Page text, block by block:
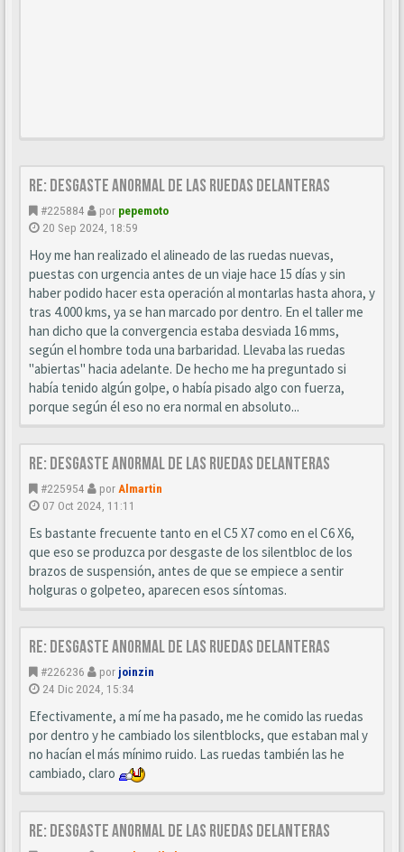
Re: Desgaste anormal de las ruedas delanteras
#225884 por pepemoto
20 Sep 2024, 18:59
Hoy me han realizado el alineado de las ruedas nuevas,
puestas con urgencia antes de un viaje hace 15 días y sin
haber podido hacer esta operación al montarlas hasta ahora, y
tras 4.000 kms, ya se han marcado por dentro. En el taller me
han dicho que la convergencia estaba desviada 16 mms,
según el hombre toda una barbaridad. Llevaba las ruedas
"abiertas" hacia adelante. De hecho me ha preguntado si
había tenido algún golpe, o había pisado algo con fuerza,
porque según él eso no era normal en absoluto...
Re: Desgaste anormal de las ruedas delanteras
#225954 por Almartin
07 Oct 2024, 11:11
Es bastante frecuente tanto en el C5 X7 como en el C6 X6,
que eso se produzca por desgaste de los silentbloc de los
brazos de suspensión, antes de que se empiece a sentir
holguras o golpeteo, aparecen esos síntomas.
Re: Desgaste anormal de las ruedas delanteras
#226236 por joinzin
24 Dic 2024, 15:34
Efectivamente, a mí me ha pasado, me he comido las ruedas
por dentro y he cambiado los silentblocks, que estaban mal y
no hacían el más mínimo ruido. Las ruedas también las he
cambiado, claro
Re: Desgaste anormal de las ruedas delanteras